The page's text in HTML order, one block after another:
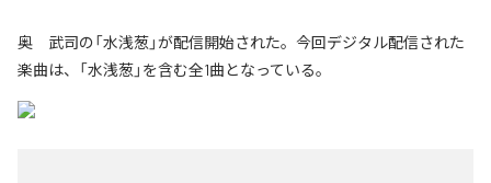
奥 武司の「水浅葱」が配信開始された。今回デジタル配信された
楽曲は、「水浅葱」を含む全1曲となっている。